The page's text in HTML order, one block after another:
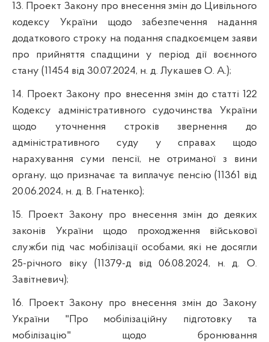
13. Проект Закону про внесення змін до Цивільного
кодексу України щодо забезпечення надання
додаткового строку на подання спадкоємцем заяви
про прийняття спадщини у період дії воєнного
стану (11454 від 30.07.2024, н. д. Лукашев О. А.);
14. Проект Закону про внесення змін до статті 122
Кодексу адміністративного судочинства України
щодо уточнення строків звернення до
адміністративного суду у справах щодо
нарахування суми пенсії, не отриманої з вини
органу, що призначає та виплачує пенсію (11361 від
20.06.2024, н. д. В. Гнатенко);
15. Проект Закону про внесення змін до деяких
законів України щодо проходження військової
служби під час мобілізації особами, які не досягли
25-річного віку (11379-д від 06.08.2024, н. д. О.
Завітневич);
16. Проект Закону про внесення змін до Закону
України "Про мобілізаційну підготовку та
мобілізацію" щодо бронювання